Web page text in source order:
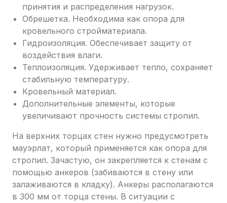
принятия и распределения нагрузок.
Обрешетка. Необходима как опора для
кровельного стройматериала.
Гидроизоляция. Обеспечивает защиту от
воздействия влаги.
Теплоизоляция. Удерживает тепло, сохраняет
стабильную температуру.
Кровельный материал.
Дополнительные элементы, которые
увеличивают прочность системы стропил.
На верхних торцах стен нужно предусмотреть
мауэрлат, который применяется как опора для
стропил. Зачастую, он закрепляется к стенам с
помощью анкеров (забиваются в стену или
залаживаются в кладку). Анкеры располагаются
в 300 мм от торца стены. В ситуации с